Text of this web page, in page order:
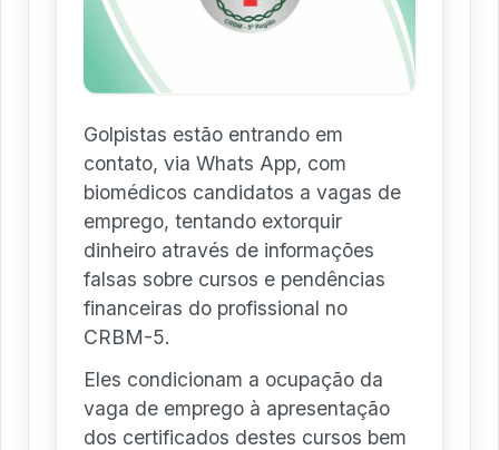
Golpistas estão entrando em
contato, via Whats App, com
biomédicos candidatos a vagas de
emprego, tentando extorquir
dinheiro através de informações
falsas sobre cursos e pendências
financeiras do profissional no
CRBM-5.
Eles condicionam a ocupação da
vaga de emprego à apresentação
dos certificados destes cursos bem